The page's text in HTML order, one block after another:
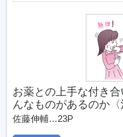
お薬との上手な付き
んなものがあるのか〈
佐藤伸輔…23P